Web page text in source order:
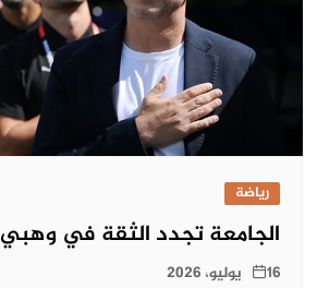
رياضة
الجامعة تجدد الثقة في وهبي
16 يوليو، 2026